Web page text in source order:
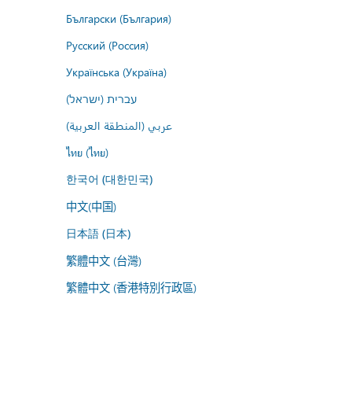
Български (България)
Русский (Россия)
Українська (Україна)
עברית (ישראל)
عربي (المنطقة العربية)
ไทย (ไทย)
한국어 (대한민국)
中文(中国)
日本語 (日本)
繁體中文 (台灣)
繁體中文 (香港特別行政區)